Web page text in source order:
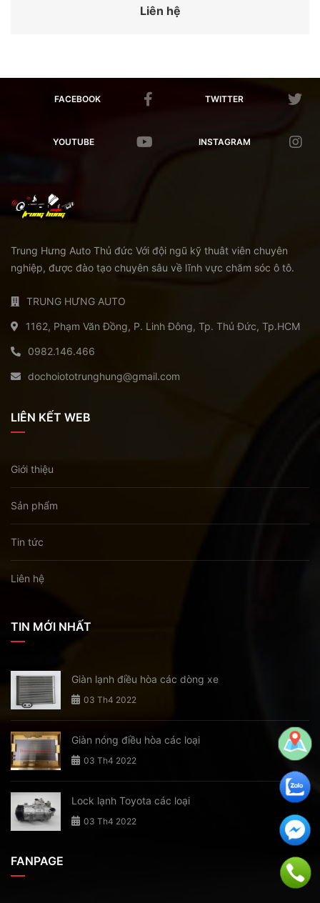
Liên hệ
FACEBOOK TWITTER
YOUTUBE INSTAGRAM
Trung Hưng Auto Thủ đức Với đội ngũ kỹ thuât viên chuyên
nghiệp, được đào tạo chuyên sâu về lĩnh vực chăm sóc ô tô.
TRUNG HƯNG AUTO
1162, Phạm Văn Đồng, P. Linh Đông, Tp. Thủ Đức, Tp.HCM
0982.146.466
dochoiototrunghung@gmail.com
LIÊN KẾT WEB
Giới thiệu
Sản phẩm
Tin tức
Liên hệ
TIN MỚI NHẤT
Giàn lạnh điều hòa các dòng xe
03 Th4 2022
Giàn nóng điều hòa các loại
03 Th4 2022
Lock lạnh Toyota các loại
03 Th4 2022
FANPAGE